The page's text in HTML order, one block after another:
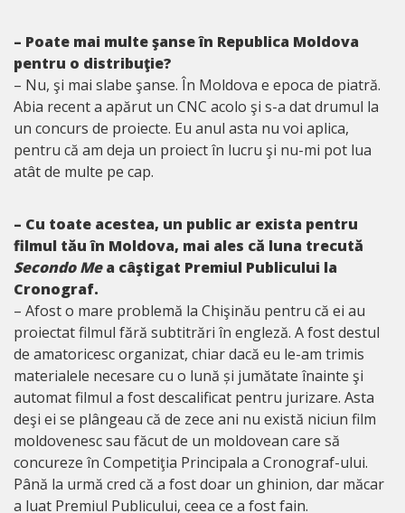
– Poate mai multe şanse în Republica Moldova
pentru o distribuţie?
– Nu, şi mai slabe şanse. În Moldova e epoca de piatră.
Abia recent a apărut un CNC acolo şi s-a dat drumul la
un concurs de proiecte. Eu anul asta nu voi aplica,
pentru că am deja un proiect în lucru şi nu-mi pot lua
atât de multe pe cap.
– Cu toate acestea, un public ar exista pentru
filmul tău în Moldova, mai ales că luna trecută
Secondo Mea câştigat Premiul Publicului la
Cronograf.
– Afost o mare problemă la Chişinău pentru că ei au
proiectat filmul fără subtitrări în engleză. A fost destul
de amatoricesc organizat, chiar dacă eu le-am trimis
materialele necesare cu o lună și jumătate înainte şi
automat filmul a fost descalificat pentru jurizare. Asta
deşi ei se plângeau că de zece ani nu există niciun film
moldovenesc sau făcut de un moldovean care să
concureze în Competiţia Principala a Cronograf-ului.
Până la urmă cred că a fost doar un ghinion, dar măcar
a luat Premiul Publicului, ceea ce a fost fain.